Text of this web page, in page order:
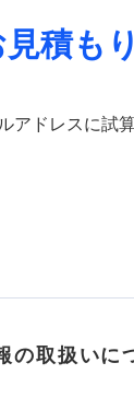
積も
アドレスに試
の取扱いに